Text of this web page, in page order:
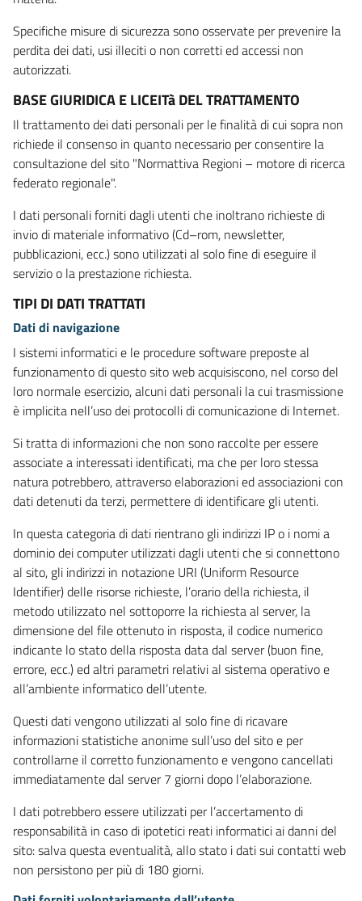
Specifiche misure di sicurezza sono osservate per prevenire la
perdita dei dati, usi illeciti o non corretti ed accessi non
autorizzati.
BASE GIURIDICA E LICEITà DEL TRATTAMENTO
Il trattamento dei dati personali per le finalità di cui sopra non
richiede il consenso in quanto necessario per consentire la
consultazione del sito "Normattiva Regioni – motore di ricerca
federato regionale".
I dati personali forniti dagli utenti che inoltrano richieste di
invio di materiale informativo (Cd–rom, newsletter,
pubblicazioni, ecc.) sono utilizzati al solo fine di eseguire il
servizio o la prestazione richiesta.
TIPI DI DATI TRATTATI
Dati di navigazione
I sistemi informatici e le procedure software preposte al
funzionamento di questo sito web acquisiscono, nel corso del
loro normale esercizio, alcuni dati personali la cui trasmissione
è implicita nell’uso dei protocolli di comunicazione di Internet.
Si tratta di informazioni che non sono raccolte per essere
associate a interessati identificati, ma che per loro stessa
natura potrebbero, attraverso elaborazioni ed associazioni con
dati detenuti da terzi, permettere di identificare gli utenti.
In questa categoria di dati rientrano gli indirizzi IP o i nomi a
dominio dei computer utilizzati dagli utenti che si connettono
al sito, gli indirizzi in notazione URI (Uniform Resource
Identifier) delle risorse richieste, l’orario della richiesta, il
metodo utilizzato nel sottoporre la richiesta al server, la
dimensione del file ottenuto in risposta, il codice numerico
indicante lo stato della risposta data dal server (buon fine,
errore, ecc.) ed altri parametri relativi al sistema operativo e
all’ambiente informatico dell’utente.
Questi dati vengono utilizzati al solo fine di ricavare
informazioni statistiche anonime sull’uso del sito e per
controllarne il corretto funzionamento e vengono cancellati
immediatamente dal server 7 giorni dopo l’elaborazione.
I dati potrebbero essere utilizzati per l’accertamento di
responsabilità in caso di ipotetici reati informatici ai danni del
sito: salva questa eventualità, allo stato i dati sui contatti web
non persistono per più di 180 giorni.